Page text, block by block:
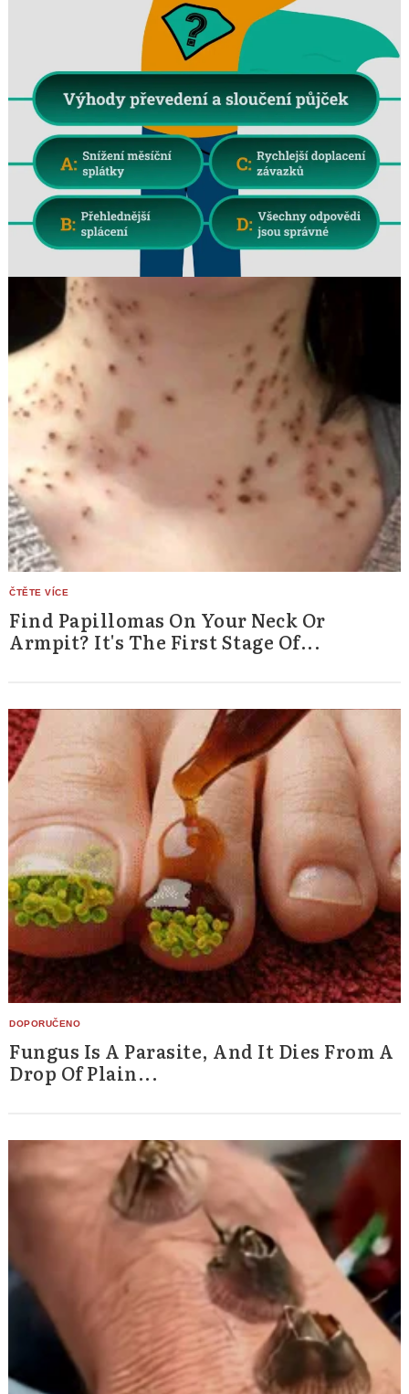
Find Papillomas On Your Neck Or
Armpit? It's The First Stage Of...
Fungus Is A Parasite, And It Dies From A
Drop Of Plain...
Search